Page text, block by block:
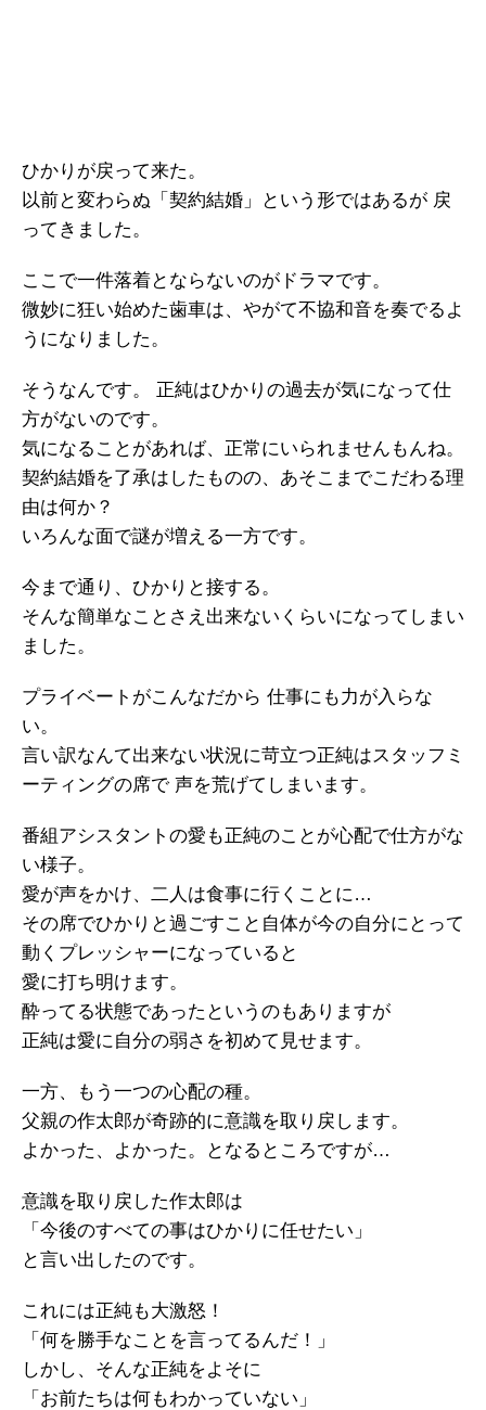
ひかりが戻って来た。
以前と変わらぬ「契約結婚」という形ではあるが 戻
ってきました。
ここで一件落着とならないのがドラマです。
微妙に狂い始めた歯車は、やがて不協和音を奏でるよ
うになりました。
そうなんです。 正純はひかりの過去が気になって仕
方がないのです。
気になることがあれば、正常にいられませんもんね。
契約結婚を了承はしたものの、あそこまでこだわる理
由は何か？
いろんな面で謎が増える一方です。
今まで通り、ひかりと接する。
そんな簡単なことさえ出来ないくらいになってしまい
ました。
プライベートがこんなだから 仕事にも力が入らな
い。
言い訳なんて出来ない状況に苛立つ正純はスタッフミ
ーティングの席で 声を荒げてしまいます。
番組アシスタントの愛も正純のことが心配で仕方がな
い様子。
愛が声をかけ、二人は食事に行くことに…
その席でひかりと過ごすこと自体が今の自分にとって
動くプレッシャーになっていると
愛に打ち明けます。
酔ってる状態であったというのもありますが
正純は愛に自分の弱さを初めて見せます。
一方、もう一つの心配の種。
父親の作太郎が奇跡的に意識を取り戻します。
よかった、よかった。となるところですが…
意識を取り戻した作太郎は
「今後のすべての事はひかりに任せたい」
と言い出したのです。
これには正純も大激怒！
「何を勝手なことを言ってるんだ！」
しかし、そんな正純をよそに
「お前たちは何もわかっていない」